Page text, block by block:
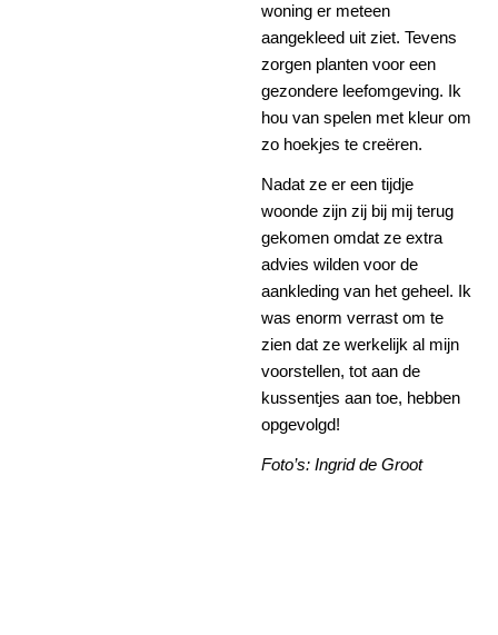
woning er meteen
aangekleed uit ziet. Tevens
zorgen planten voor een
gezondere leefomgeving. Ik
hou van spelen met kleur om
zo hoekjes te creëren.
Nadat ze er een tijdje
woonde zijn zij bij mij terug
gekomen omdat ze extra
advies wilden voor de
aankleding van het geheel. Ik
was enorm verrast om te
zien dat ze werkelijk al mijn
voorstellen, tot aan de
kussentjes aan toe, hebben
opgevolgd!
Foto’s: Ingrid de Groot